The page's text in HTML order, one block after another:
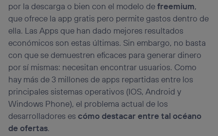
por la descarga o bien con el modelo defreemium,
que ofrece la app gratis pero permite gastos dentro de
ella. Las Apps que han dado mejores resultados
económicos son estas últimas. Sin embargo, no basta
con que se demuestren eficaces para generar dinero
por sí mismas: necesitan encontrar usuarios. Como
hay más de 3 millones de apps repartidas entre los
principales sistemas operativos (IOS, Android y
Windows Phone), el problema actual de los
desarrolladores escómo destacar entre tal océano
de ofertas.
Este identificador se asigna a la conexión de internet, por
lo que cualquier persona que conecte su dispositivo y
consienta el uso de la tecnología recibirá el mismo
identificador. Típicamente:
Si utilizas una conexión de banda ancha(p. ej., Wi-Fi),
el marketing o análisis se realizará en función de las
actividades de navegación de los miembros del hogar
que hayan dado su consentimiento.
Si utilizasdatos móviles, el marketing será más
personalizado, ya que se basará únicamente en la
navegación del usuario del móvil.
Puedes gestionar los consentimientos Utiq seleccionando
“Administrar Utiq” en la parte inferior de esta página web o